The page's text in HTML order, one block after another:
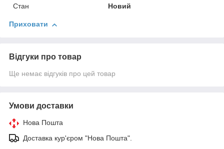
Стан
Новий
Приховати
Відгуки про товар
Ще немає відгуків про цей товар
Умови доставки
Нова Пошта
Доставка кур'єром "Нова Пошта".